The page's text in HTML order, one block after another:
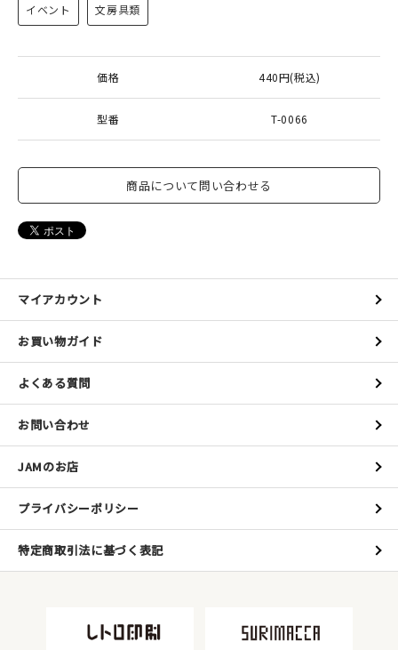
イベント 文房具類
価格 440円(税込)
型番 T-0066
商品について問い合わせる
マイアカウント
お買い物ガイド
よくある質問
お問い合わせ
JAMのお店
プライバシーポリシー
特定商取引法に基づく表記